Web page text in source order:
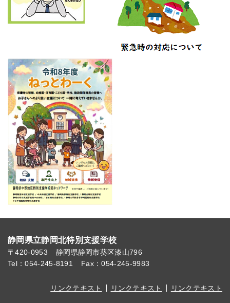
静岡県立静岡北特別支援学校
〒420-0953
静岡県静岡市葵区漆山796
Tel：054-245-8191
Fax：054-245-9983
リンクテキスト リンクテキスト リンクテキスト